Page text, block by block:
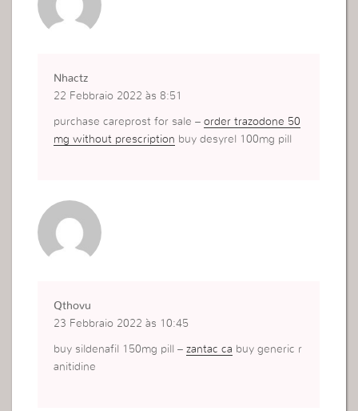
Nhactz
22 Febbraio 2022 às 8:51
purchase careprost for sale –order trazodone 50
mg without prescription buy desyrel 100mg pill
Qthovu
23 Febbraio 2022 às 10:45
buy sildenafil 150mg pill –zantac ca buy generic r
anitidine